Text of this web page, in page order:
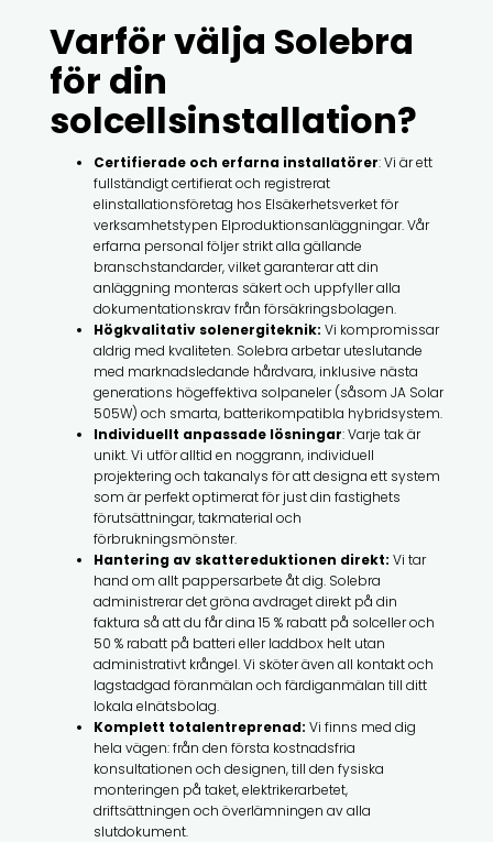
Varför välja Solebra
för din
solcellsinstallation?
Certifierade och erfarna installatörer: Vi är ett
fullständigt certifierat och registrerat
elinstallationsföretag hos Elsäkerhetsverket för
verksamhetstypen Elproduktionsanläggningar. Vår
erfarna personal följer strikt alla gällande
branschstandarder, vilket garanterar att din
anläggning monteras säkert och uppfyller alla
dokumentationskrav från försäkringsbolagen.
Högkvalitativ solenergiteknik: Vi kompromissar
aldrig med kvaliteten. Solebra arbetar uteslutande
med marknadsledande hårdvara, inklusive nästa
generations högeffektiva solpaneler (såsom JA Solar
505W) och smarta, batterikompatibla hybridsystem.
Individuellt anpassade lösningar: Varje tak är
unikt. Vi utför alltid en noggrann, individuell
projektering och takanalys för att designa ett system
som är perfekt optimerat för just din fastighets
förutsättningar, takmaterial och
förbrukningsmönster.
Hantering av skattereduktionen direkt: Vi tar
hand om allt pappersarbete åt dig. Solebra
administrerar det gröna avdraget direkt på din
faktura så att du får dina 15 % rabatt på solceller och
50 % rabatt på batteri eller laddbox helt utan
administrativt krångel. Vi sköter även all kontakt och
lagstadgad föranmälan och färdiganmälan till ditt
lokala elnätsbolag.
Komplett totalentreprenad: Vi finns med dig
hela vägen: från den första kostnadsfria
konsultationen och designen, till den fysiska
monteringen på taket, elektrikerarbetet,
driftsättningen och överlämningen av alla
slutdokument.